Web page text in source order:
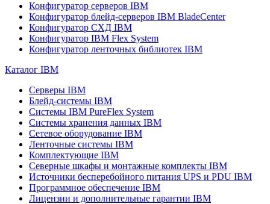
Конфигуратор серверов IBM
Конфигуратор блейд-серверов IBM BladeCenter
Конфигуратор СХД IBM
Конфигуратор IBM Flex System
Конфигуратор ленточных библиотек IBM
Каталог IBM
Серверы IBM
Блейд-системы IBM
Системы IBM PureFlex System
Системы хранения данных IBM
Сетевое оборудование IBM
Ленточные системы IBM
Комплектующие IBM
Северные шкафы и монтажные комплекты IBM
Источники бесперебойного питания UPS и PDU IBM
Программное обеспечение IBM
Лицензии и дополнительные гарантии IBM